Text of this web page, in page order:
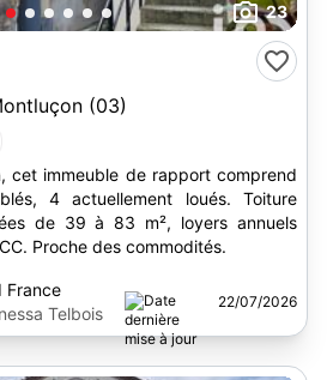
23
(03)
cet immeuble de rapport comprend
4 actuellement loués. Toiture
de 39 à 83 m², loyers annuels
Proche des commodités.
France
Telbois
22/07/2026